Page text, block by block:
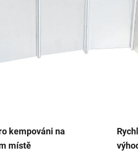
kempováni na
místě